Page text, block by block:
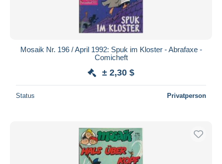
Mosaik Nr. 196 / April 1992: Spuk im Kloster - Abrafaxe -
Comicheft
± 2,30 $
Status Privatperson